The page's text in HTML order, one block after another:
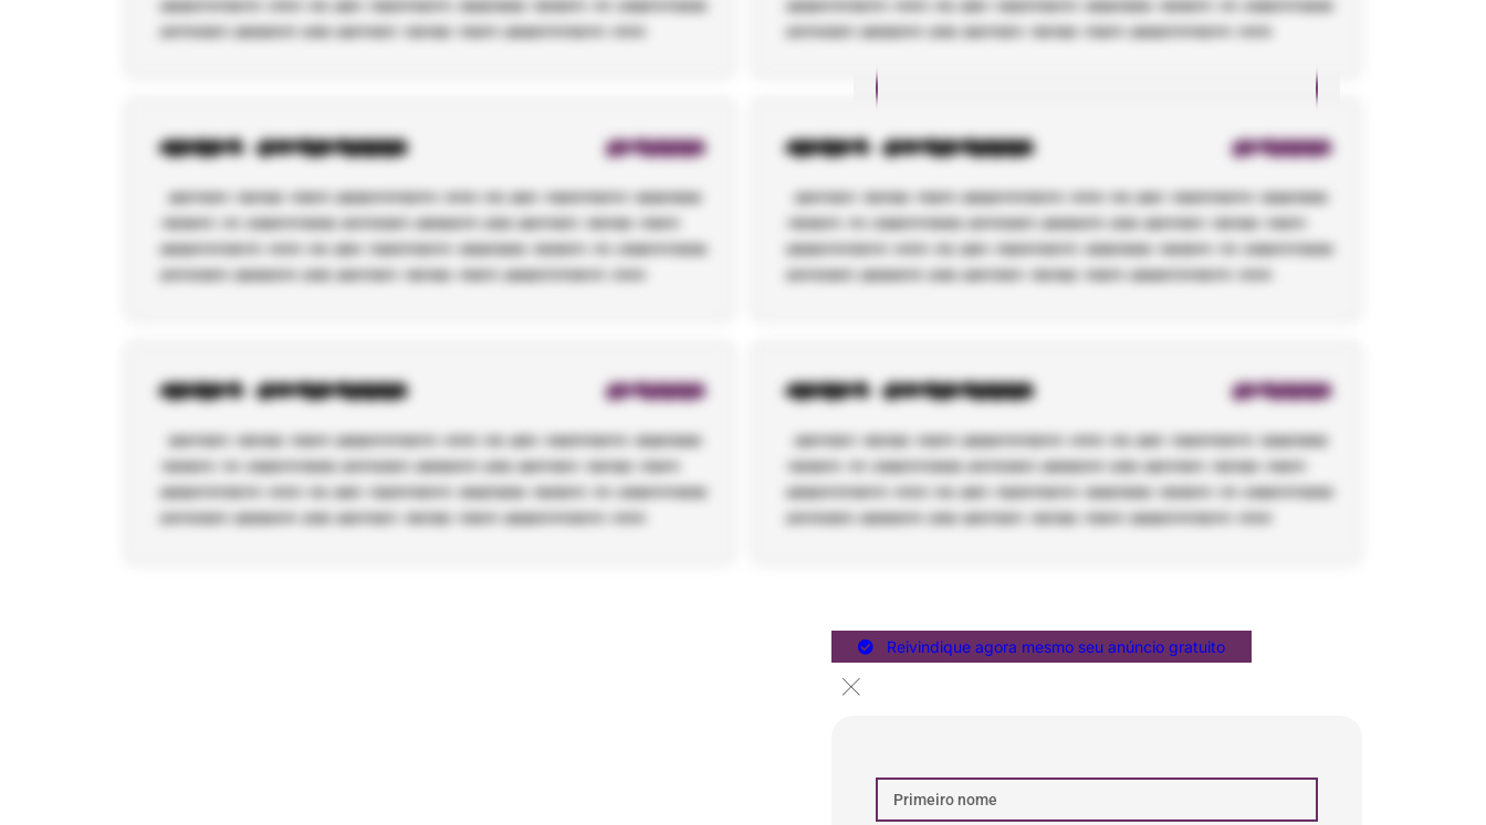
ENVIAR
Reivindique agora mesmo seu anúncio gratuito